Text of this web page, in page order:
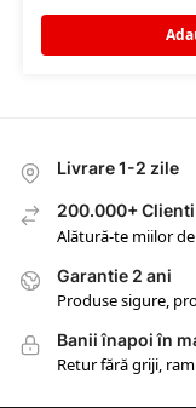
Livrare 1-2 zile
200.000+
Alătură-te miilor
Garantie 2 ani
Produse sigure,
Banii înapoi în
Retur fără griji,